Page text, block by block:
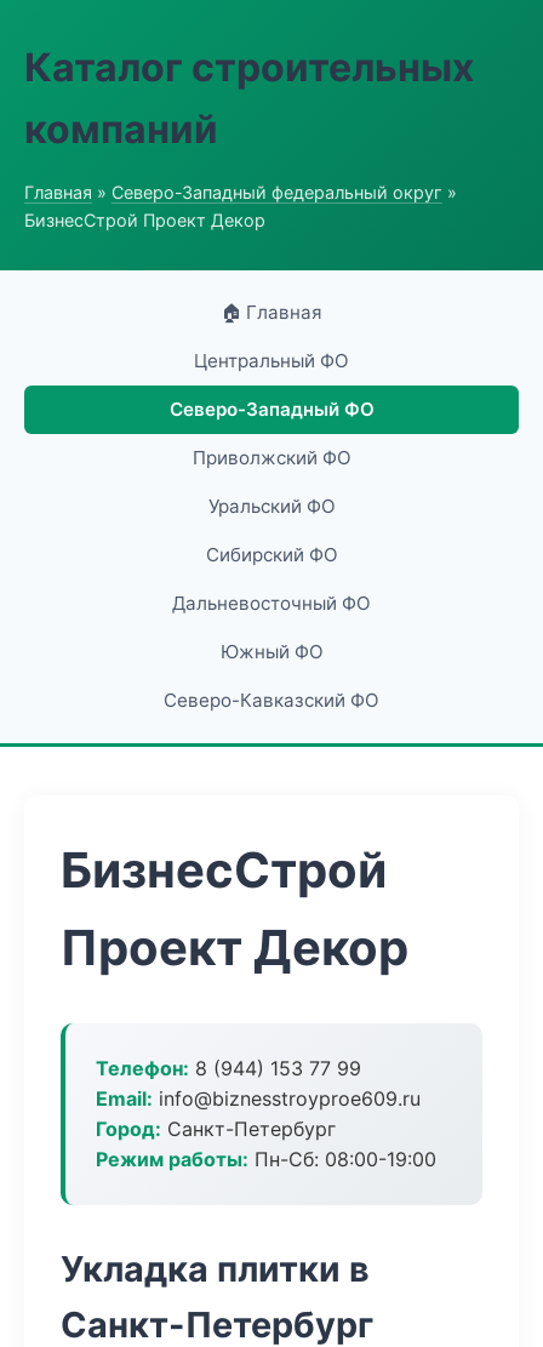
Каталог строительных
компаний
Главная » Северо-Западный федеральный округ »
БизнесСтрой Проект Декор
🏠 Главная
Центральный ФО
Северо-Западный ФО
Приволжский ФО
Уральский ФО
Сибирский ФО
Дальневосточный ФО
Южный ФО
Северо-Кавказский ФО
БизнесСтрой
Проект Декор
Телефон: 8 (944) 153 77 99
Email: info@biznesstroyproe609.ru
Город: Санкт-Петербург
Режим работы: Пн-Сб: 08:00-19:00
Укладка плитки в
Санкт-Петербург